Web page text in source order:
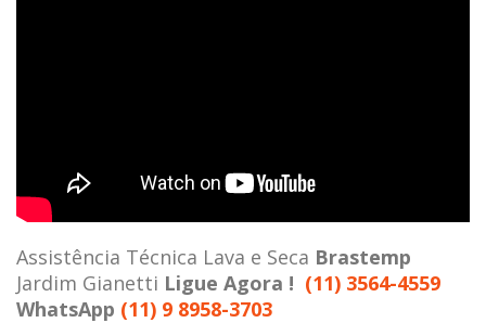
Assistência Técnica Lava e Seca Brastemp
Jardim Gianetti Ligue Agora ! (11) 3564-4559
WhatsApp (11) 9 8958-3703